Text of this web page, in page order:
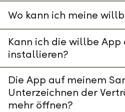
Wo kann ich meine
Kann ich die willbe
installieren?
Die App auf meinem
Unterzeichnen der
mehr öffnen?